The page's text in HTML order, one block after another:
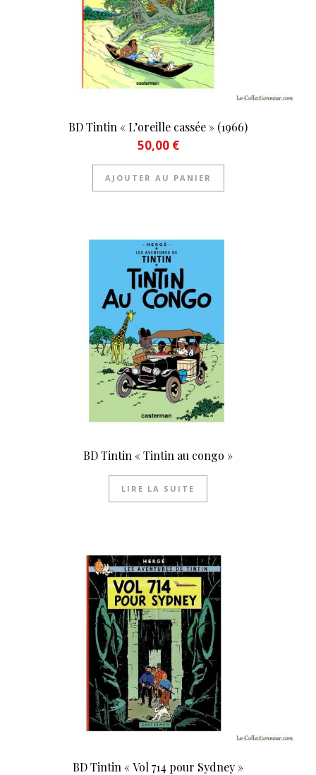
BD Tintin « L’oreille cassée » (1966)
50,00 €
AJOUTER AU PANIER
BD Tintin « Tintin au congo »
LIRE LA SUITE
BD Tintin « Vol 714 pour Sydney »